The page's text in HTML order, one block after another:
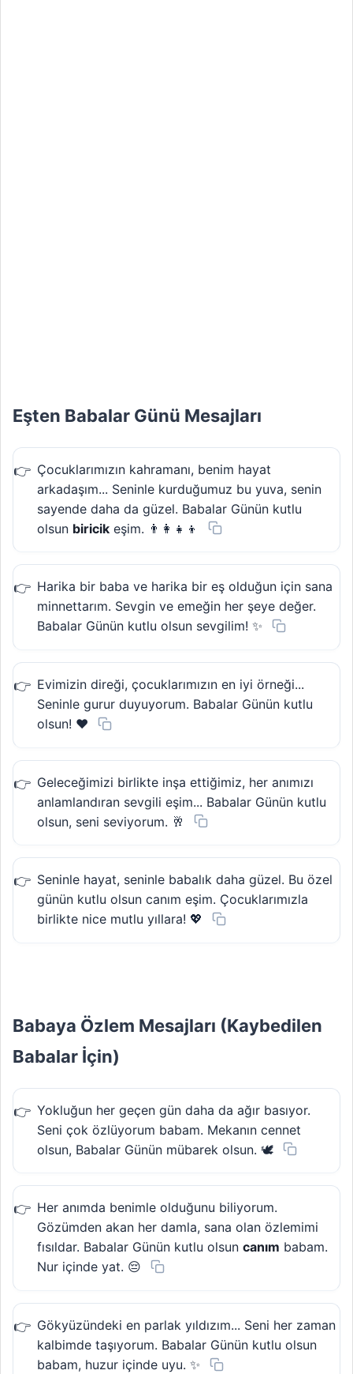
Eşten Babalar Günü Mesajları
Çocuklarımızın kahramanı, benim hayat
arkadaşım... Seninle kurduğumuz bu yuva, senin
sayende daha da güzel. Babalar Günün kutlu
olsun biricik eşim. 👨‍👩‍👧‍👦
Harika bir baba ve harika bir eş olduğun için sana
minnettarım. Sevgin ve emeğin her şeye değer.
Babalar Günün kutlu olsun sevgilim! ✨
Evimizin direği, çocuklarımızın en iyi örneği...
Seninle gurur duyuyorum. Babalar Günün kutlu
olsun! ❤️
Geleceğimizi birlikte inşa ettiğimiz, her anımızı
anlamlandıran sevgili eşim... Babalar Günün kutlu
olsun, seni seviyorum. 🥂
Seninle hayat, seninle babalık daha güzel. Bu özel
günün kutlu olsun canım eşim. Çocuklarımızla
birlikte nice mutlu yıllara! 💖
Babaya Özlem Mesajları (Kaybedilen
Babalar İçin)
Yokluğun her geçen gün daha da ağır basıyor.
Seni çok özlüyorum babam. Mekanın cennet
olsun, Babalar Günün mübarek olsun. 🕊️
Her anımda benimle olduğunu biliyorum.
Gözümden akan her damla, sana olan özlemimi
fısıldar. Babalar Günün kutlu olsun canım babam.
Nur içinde yat. 😔
Gökyüzündeki en parlak yıldızım... Seni her zaman
kalbimde taşıyorum. Babalar Günün kutlu olsun
babam, huzur içinde uyu. ✨